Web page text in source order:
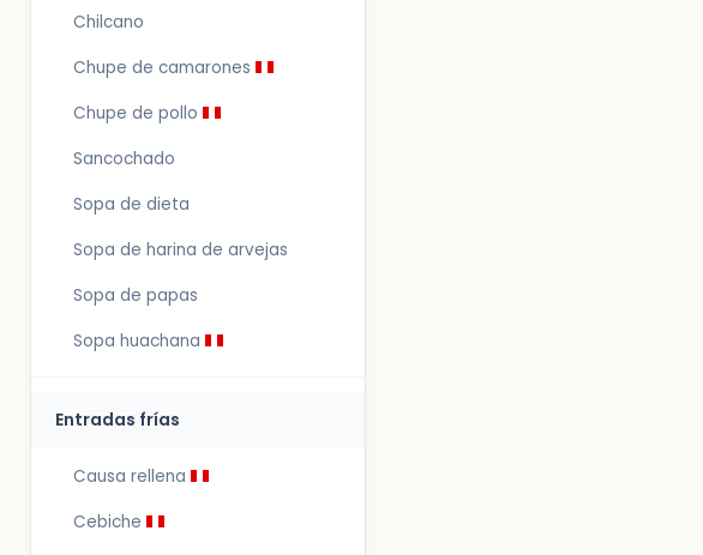
Chilcano
Chupe de camarones
Chupe de pollo
Sancochado
Sopa de dieta
Sopa de harina de arvejas
Sopa de papas
Sopa huachana
Entradas frías
Causa rellena
Cebiche